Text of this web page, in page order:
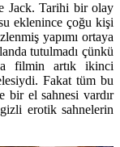
Jack. Tarihi bir olay
eklenince çoğu kişi
yapımı ortaya
tutulmadı çünkü
filmin artık ikinci
Fakat tüm bu
bir el sahnesi vardır
erotik sahnelerin